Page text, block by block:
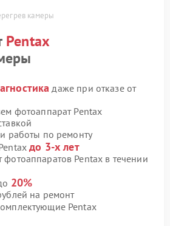
камеры
Pentax
даже при отказе от
фотоаппарат Pentax
работы по ремонту
до 3-х лет
Pentax в течении
20%
на ремонт
Pentax